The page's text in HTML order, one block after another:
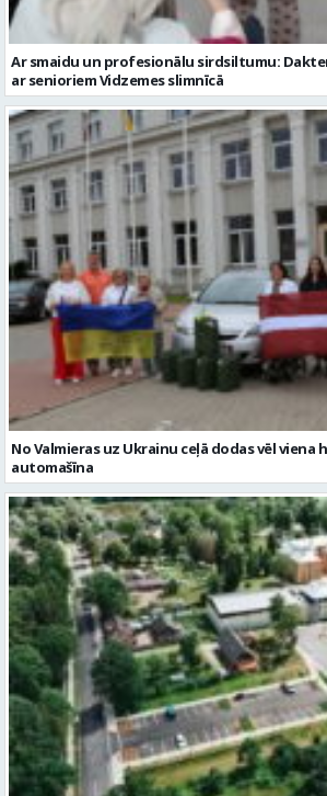
No Valmieras uz Ukrainu ceļā dodas vēl viena
automašīna
Noslēgusies Semināra ielas pārbūve un
Valmierā
Reklāmraksti